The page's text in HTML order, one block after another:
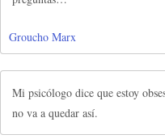
Groucho Marx
Mi psicólogo dice que estoy
no va a quedar así.